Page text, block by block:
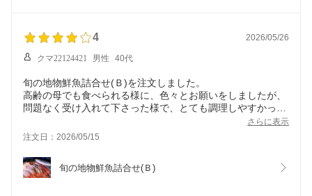
またリピートします。
4 2026/05/26
クマ22124421 男性 40代
旬の地物鮮魚詰合せ(Ｂ)を注文しました。
高齢の母でも食べられる様に、色々とお願いをしましたが、
問題なく受け入れて下さった様で、とても調理しやすかった
内容は、イシダイとキジハタでした。両方とも歯ごたえ抜群
で、とても美味しかったです。
星-1なのは、やはり高級魚とは言え、小ぶりな魚2尾で送料
さらに表示
注文日：2026/05/15
旬の地物鮮魚詰合せ(Ｂ)